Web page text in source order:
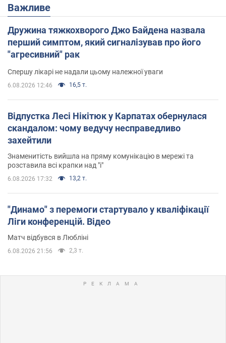
Важливе
Дружина тяжкохворого Джо Байдена назвала
перший симптом, який сигналізував про його
"агресивний" рак
Спершу лікарі не надали цьому належної уваги
6.08.2026 12:46 16,5 т.
Відпустка Лесі Нікітюк у Карпатах обернулася
скандалом: чому ведучу несправедливо
захейтили
Знаменитість вийшла на пряму комунікацію в мережі та
розставила всі крапки над "і"
6.08.2026 17:32 13,2 т.
"Динамо" з перемоги стартувало у кваліфікації
Ліги конференцій. Відео
Матч відбувся в Любліні
6.08.2026 21:56 2,3 т.